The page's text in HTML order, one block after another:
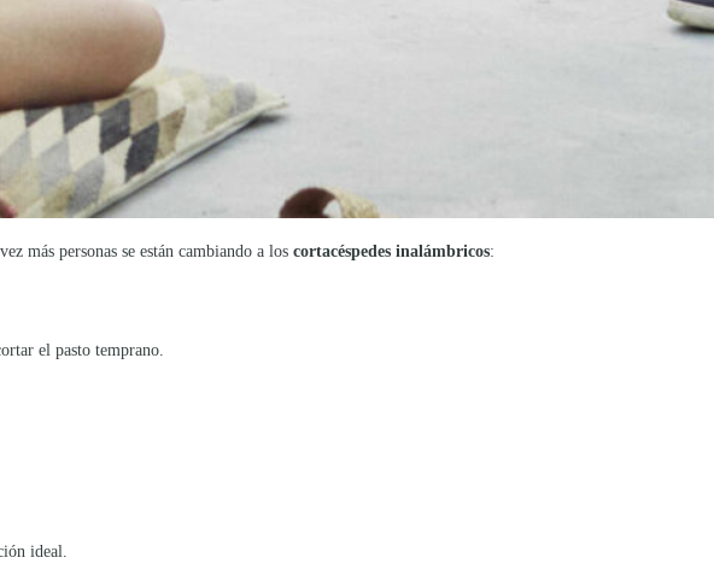
más personas se están cambiando a los cortacéspedes inalámbricos:
el pasto temprano.
ideal.